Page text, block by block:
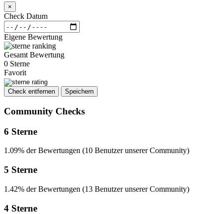
×
Check Datum
Eigene Bewertung
Gesamt Bewertung
0 Sterne
Favorit
Check entfernen Speichern
Community Checks
6 Sterne
1.09% der Bewertungen (10 Benutzer unserer Community)
5 Sterne
1.42% der Bewertungen (13 Benutzer unserer Community)
4 Sterne